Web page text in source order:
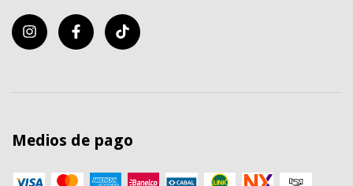
Medios de pago